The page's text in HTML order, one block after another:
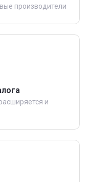
производители
и